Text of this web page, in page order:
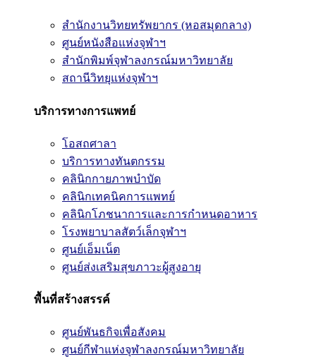
สำนักงานวิทยทรัพยากร (หอสมุดกลาง)
ศูนย์หนังสือแห่งจุฬาฯ
สำนักพิมพ์จุฬาลงกรณ์มหาวิทยาลัย
สถานีวิทยุแห่งจุฬาฯ
บริการทางการแพทย์
โอสถศาลา
บริการทางทันตกรรม
คลินิกกายภาพบำบัด
คลินิกเทคนิคการแพทย์
คลินิกโภชนาการและการกำหนดอาหาร
โรงพยาบาลสัตว์เล็กจุฬาฯ
ศูนย์เอ็มเน็ต
ศูนย์ส่งเสริมสุขภาวะผู้สูงอายุ
พื้นที่สร้างสรรค์
ศูนย์พันธกิจเพื่อสังคม
ศูนย์กีฬาแห่งจุฬาลงกรณ์มหาวิทยาลัย